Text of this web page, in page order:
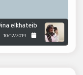
elkhateib
10/12/2019